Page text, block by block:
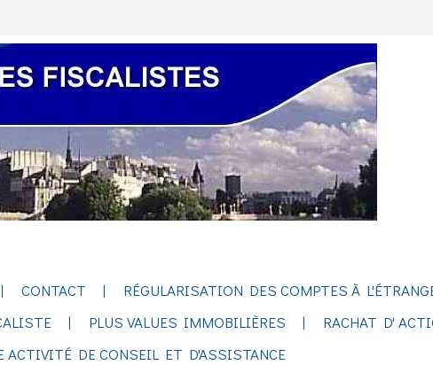
CONTACT
RÉGULARISATION DES COMPTES À
PLUS VALUES IMMOBILIÈRES
RACHAT D'
ACTIVITÉ DE CONSEIL ET D'ASSISTANCE